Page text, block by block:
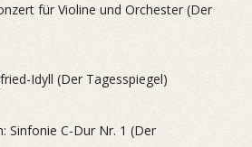
für Violine und Orchester (Der
Idyll (Der Tagesspiegel)
Sinfonie C-Dur Nr. 1 (Der